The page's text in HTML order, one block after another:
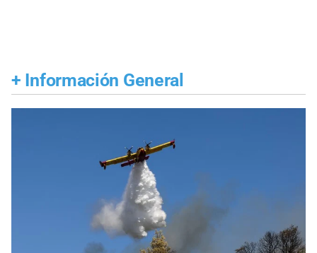
+ Información General